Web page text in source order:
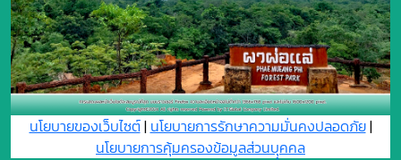
นโยบายของเว็บไซต์| นโยบายการรักษาความมั่นคงปลอดภัย|
นโยบายการคุ้มครองข้อมูลส่วนบุุคคล